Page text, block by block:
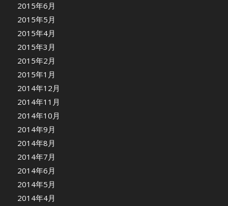
2015年6月
2015年5月
2015年4月
2015年3月
2015年2月
2015年1月
2014年12月
2014年11月
2014年10月
2014年9月
2014年8月
2014年7月
2014年6月
2014年5月
2014年4月